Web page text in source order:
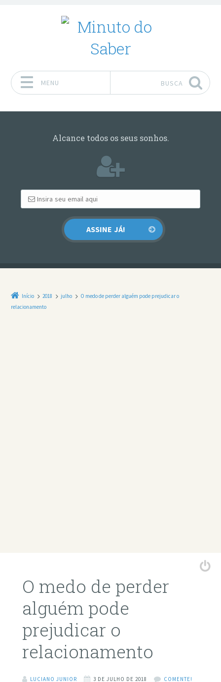
MENU BUSCA
Alcance todos os seus sonhos.
Início 2018 julho
O medo de perder alguém pode prejudicar o
relacionamento
O medo de perder
alguém pode
prejudicar o
relacionamento
LUCIANO JUNIOR 3 DE JULHO DE 2018
COMENTE!